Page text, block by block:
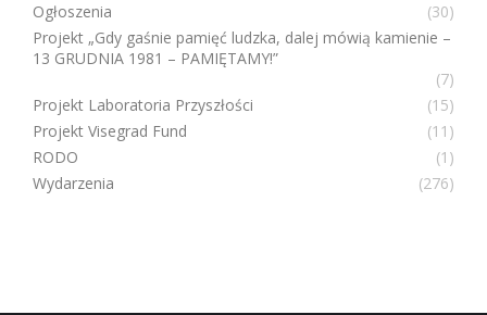
Ogłoszenia
(30)
Projekt „Gdy gaśnie pamięć ludzka, dalej mówią kamienie –
13 GRUDNIA 1981 – PAMIĘTAMY!”
(7)
Projekt Laboratoria Przyszłości
(15)
Projekt Visegrad Fund
(11)
RODO
(1)
Wydarzenia
(276)